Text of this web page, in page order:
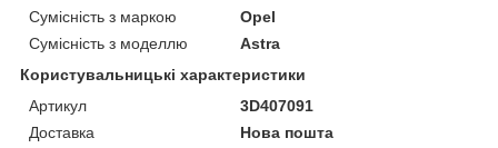
Сумісність з маркою
Opel
Сумісність з моделлю
Astra
Користувальницькі характеристики
Артикул
3D407091
Доставка
Нова пошта